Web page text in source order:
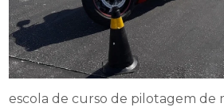
escola de curso de pilotagem de